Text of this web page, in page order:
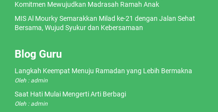
Komitmen Mewujudkan Madrasah Ramah Anak
MIS Al Mourky Semarakkan Milad ke-21 dengan Jalan Sehat
Bersama, Wujud Syukur dan Kebersamaan
Blog Guru
Langkah Keempat Menuju Ramadan yang Lebih Bermakna
Oleh : admin
Saat Hati Mulai Mengerti Arti Berbagi
Oleh : admin